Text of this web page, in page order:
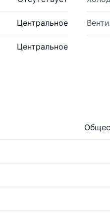
Центральное
Центральное